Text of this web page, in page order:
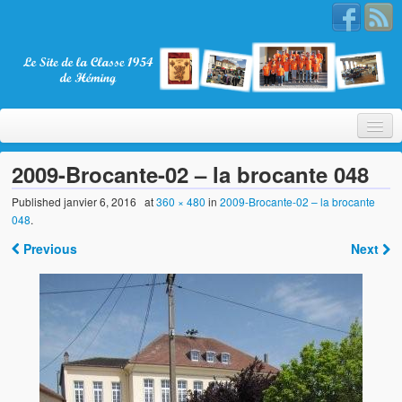
Bienvenue
La Classe 1954
Présentation
Les membres
Nos partenaires
2009-Brocante-02 – la brocante 048
Publishedjanvier 6, 2016 at360 × 480 in2009-Brocante-02 – la brocante
048.
Previous Next